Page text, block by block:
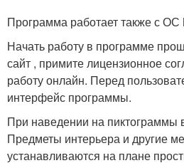
Программа работает также с ОС
Начать работу в программе
сайт , примите лицензионное
работу онлайн. Перед
интерфейс программы.
При наведении на пиктограммы
Предметы интерьера и другие
устанавливаются на плане